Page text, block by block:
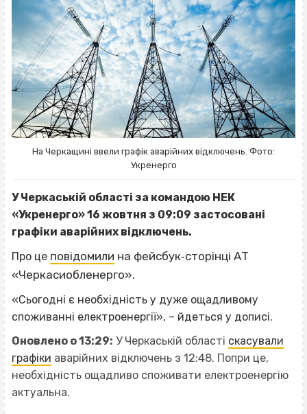
На Черкащині ввели графік аварійних відключень. Фото:
Укренерго
У Черкаській області за командою НЕК
«Укренерго» 16 жовтня з 09:09 застосовані
графіки аварійних відключень.
Про це повідомили на фейсбук‐сторінці АТ
«Черкасиобленерго».
«Сьогодні є необхідність у дуже ощадливому
споживанні електроенергії», – йдеться у дописі.
Оновлено о 13:29: У Черкаській області скасували
графіки аварійних відключень з 12:48. Попри це,
необхідність ощадливо споживати електроенергію
актуальна.